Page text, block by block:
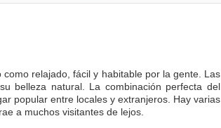
relajado, fácil y habitable por la gente. Las
belleza natural. La combinación perfecta del
popular entre locales y extranjeros. Hay varias
a muchos visitantes de lejos.